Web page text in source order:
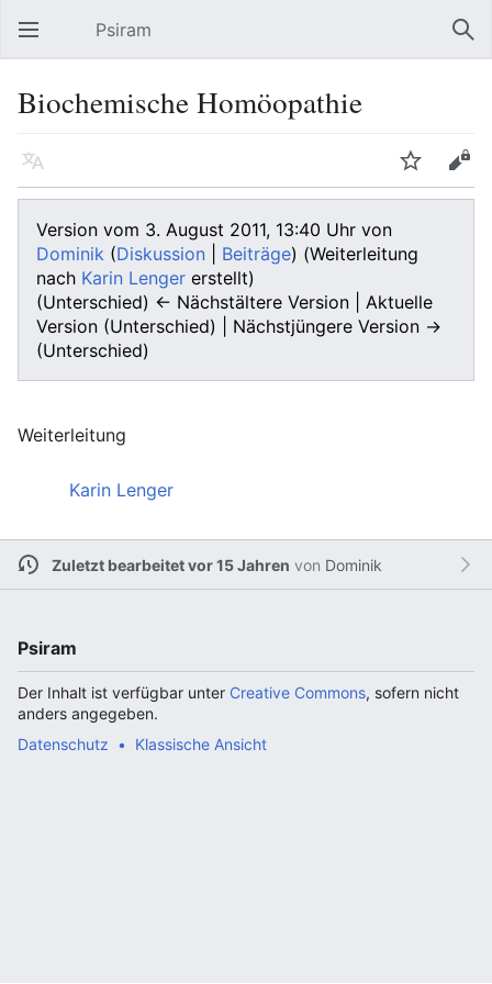
Hauptmenü öffnen Psiram
Biochemische Homöopathie
Sprache Beobachten Bearbeiten
Version vom 3. August 2011, 13:40 Uhr von
Dominik (Diskussion Beiträge) (Weiterleitung
nach Karin Lenger erstellt)
(Unterschied) ← Nächstältere Version | Aktuelle
Version (Unterschied) | Nächstjüngere Version →
(Unterschied)
Weiterleitung
Karin Lenger
Zuletzt bearbeitet vor 15 Jahren von Dominik
Psiram
Der Inhalt ist verfügbar unter Creative Commons, sofern nicht
anders angegeben.
Datenschutz
Klassische Ansicht